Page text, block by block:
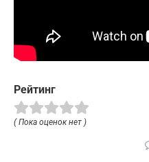
Рейтинг
( Пока оценок нет )